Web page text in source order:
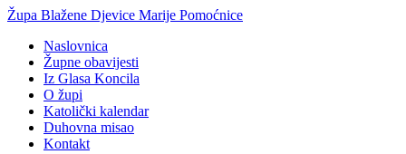
Idi
sadržaj
Župa Blažene Djevice Marije Pomoćnice
Naslovnica
Župne obavijesti
Iz Glasa Koncila
O župi
Katolički kalendar
Duhovna misao
Kontakt